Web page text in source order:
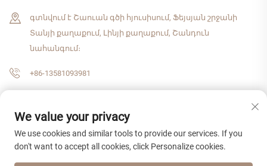
գտնվում է Շաուան գծի հյուսիսում, Ֆեյսյան շրջանի
Տանյի քաղաքում, Լինյի քաղաքում, Շանդուն
նահանգում։
+86-13581093981
Հեղինակային իրավունք © 2026 Շանդուն Չժենշիցզիե միջազգային
We value your privacy
We use cookies and similar tools to provide our services. If you
don't want to accept all cookies, click Personalize cookies.